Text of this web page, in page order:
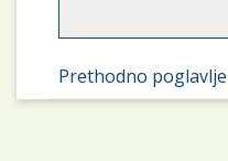
Prethodno poglavlje